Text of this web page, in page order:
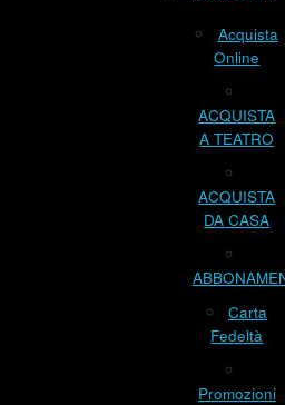
Acquista
Online
ACQUISTA
A TEATRO
ACQUISTA
DA CASA
Carta
Fedeltà
Promozioni